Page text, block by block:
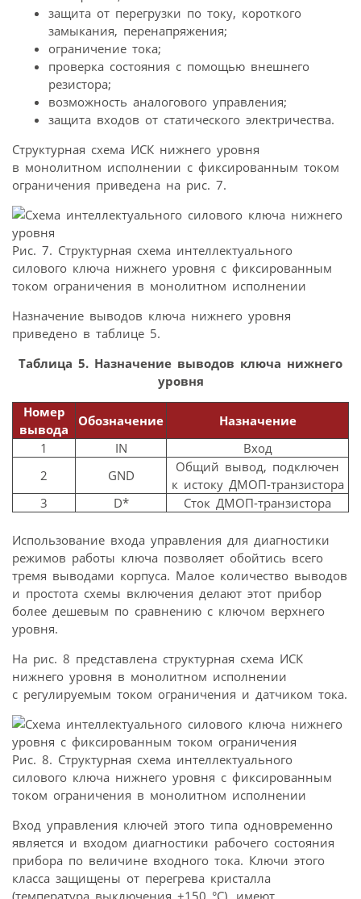
защита от перегрузки по току, короткого
замыкания, перенапряжения;
ограничение тока;
проверка состояния с помощью внешнего
резистора;
возможность аналогового управления;
защита входов от статического электричества.
Структурная схема ИСК нижнего уровня
в монолитном исполнении с фиксированным током
ограничения приведена на рис. 7.
Рис. 7. Структурная схема интеллектуального
силового ключа нижнего уровня с фиксированным
током ограничения в монолитном исполнении
Назначение выводов ключа нижнего уровня
приведено в таблице 5.
Таблица 5. Назначение выводов ключа нижнего
уровня
Номер
вывода
Обозначение
Назначение
1
IN
Вход
2
GND
Общий вывод, подключен
к истоку ДМОП-транзистора
3
D* Сток ДМОП-транзистора
Использование входа управления для диагностики
режимов работы ключа позволяет обойтись всего
тремя выводами корпуса. Малое количество выводов
и простота схемы включения делают этот прибор
более дешевым по сравнению с ключом верхнего
уровня.
На рис. 8 представлена структурная схема ИСК
нижнего уровня в монолитном исполнении
с регулируемым током ограничения и датчиком тока.
Рис. 8. Структурная схема интеллектуального
силового ключа нижнего уровня с фиксированным
током ограничения в монолитном исполнении
Вход управления ключей этого типа одновременно
является и входом диагностики рабочего состояния
прибора по величине входного тока. Ключи этого
класса защищены от перегрева кристалла
(температура выключения +150 °С), имеют